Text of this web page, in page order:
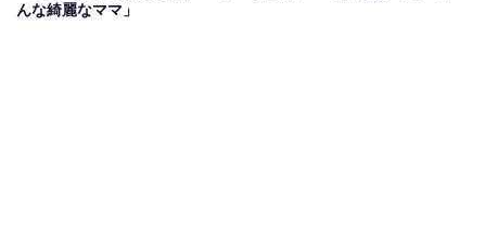
んな綺麗なママ」